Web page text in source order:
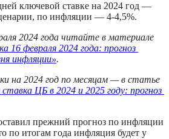
ключевой ставке на 2024 год —
по инфляции — 4-4,5%.
16 февраля 2024 года: прогноз
инфляции».
ЦБ в 2024 и 2025 году: прогноз
прежний прогноз по инфляции
по итогам года инфляция будет у